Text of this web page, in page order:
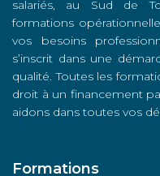
salariés, au Sud de
formations
vos besoins
s’inscrit dans une
qualité. Toutes les
droit à un financement
aidons dans toutes vos
Formations